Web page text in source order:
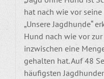
hat nach wie vor
„Unsere Jagdhunde“
Hund nach wie vor
inzwischen eine
gehalten hat. Auf 48
häufigsten